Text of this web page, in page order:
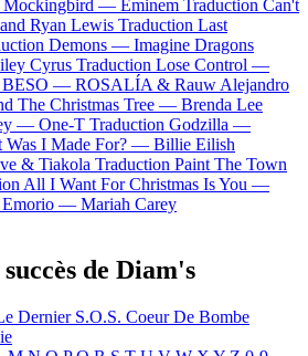
Mockingbird — Eminem Traduction Can't
Ryan Lewis Traduction Last
Demons — Imagine Dragons
Cyrus Traduction Lose Control —
BESO — ROSALÍA & Rauw Alejandro
The Christmas Tree — Brenda Lee
— One-T Traduction Godzilla —
Was I Made For? — Billie Eilish
& Tiakola Traduction Paint The Town
All I Want For Christmas Is You —
Emorio — Mariah Carey
de Diam's
Dernier S.O.S. Coeur De Bombe